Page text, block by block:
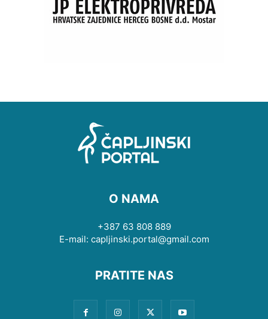
O NAMA
+387 63 808 889
E-mail: capljinski.portal@gmail.com
PRATITE NAS